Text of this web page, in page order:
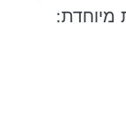
מיוחדת: